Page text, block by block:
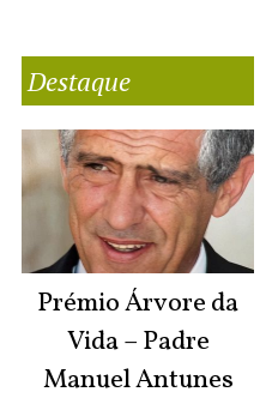
Destaque
Prémio Árvore da
Vida – Padre
Manuel Antunes